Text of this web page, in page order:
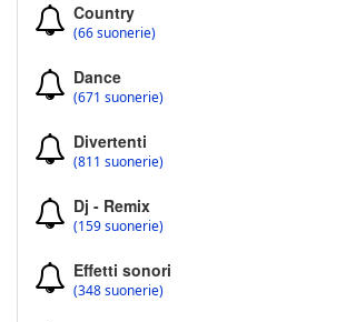
Country
(66 suonerie)
Dance
(671 suonerie)
Divertenti
(811 suonerie)
Dj - Remix
(159 suonerie)
Effetti sonori
(348 suonerie)